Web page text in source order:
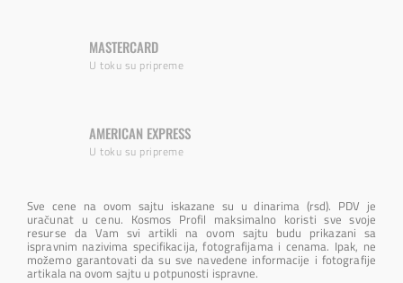
MASTERCARD
U toku su pripreme
AMERICAN EXPRESS
U toku su pripreme
Sve cene na ovom sajtu iskazane su u dinarima (rsd). PDV je
uračunat u cenu. Kosmos Profil maksimalno koristi sve svoje
resurse da Vam svi artikli na ovom sajtu budu prikazani sa
ispravnim nazivima specifikacija, fotografijama i cenama. Ipak, ne
možemo garantovati da su sve navedene informacije i fotografije
artikala na ovom sajtu u potpunosti ispravne.